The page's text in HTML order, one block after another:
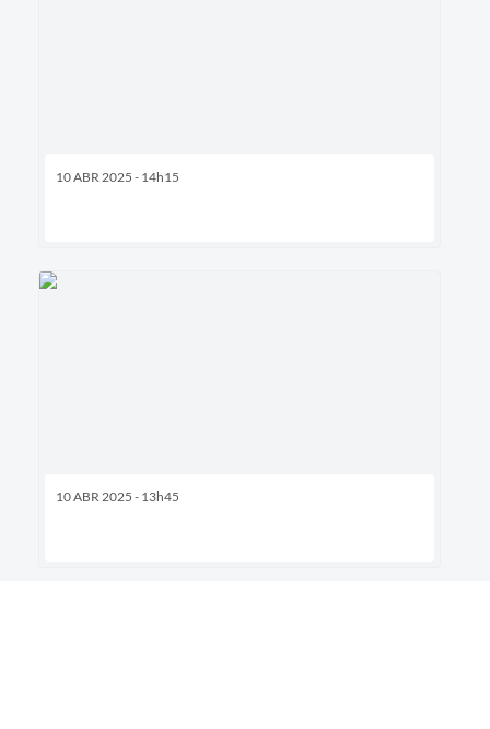
10 ABR 2025 - 14h15
10 ABR 2025 - 13h45